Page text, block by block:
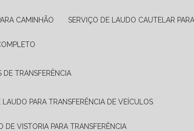
CAMINHÃO SERVIÇO DE LAUDO CAUTELAR
DE TRANSFERÊNCIA
LAUDO PARA TRANSFERÊNCIA DE VEÍCULOS
DE VISTORIA PARA TRANSFERÊNCIA